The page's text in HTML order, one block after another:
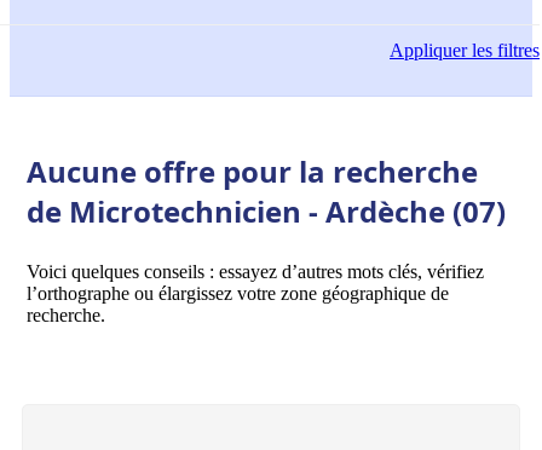
Appliquerles filtres
Aucune offre pour la recherche
de Microtechnicien - Ardèche (07)
Voici quelques conseils : essayez d’autres mots clés, vérifiez
l’orthographe ou élargissez votre zone géographique de
recherche.